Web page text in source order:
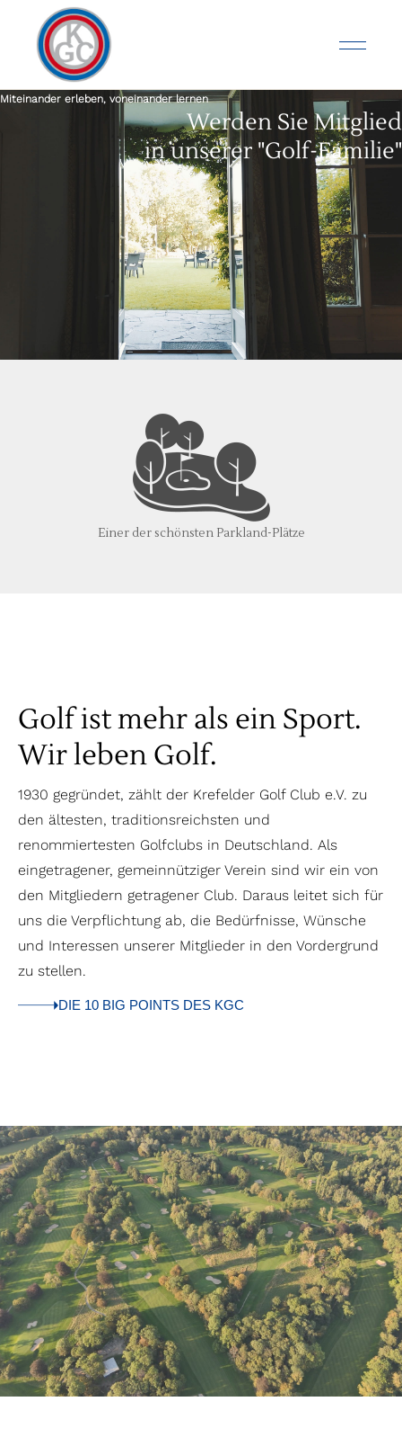
Miteinander erleben, voneinander lernen
Werden Sie Mitglied
in unserer "Golf-Familie"
Einer der schönsten Parkland-Plätze
Golf ist mehr als ein Sport.
Wir leben Golf.
1930 gegründet, zählt der Krefelder Golf Club e.V. zu
den ältesten, traditionsreichsten und
renommiertesten Golfclubs in Deutschland. Als
eingetragener, gemeinnütziger Verein sind wir ein von
den Mitgliedern getragener Club. Daraus leitet sich für
uns die Verpflichtung ab, die Bedürfnisse, Wünsche
und Interessen unserer Mitglieder in den Vordergrund
zu stellen.
DIE 10 BIG POINTS DES KGC